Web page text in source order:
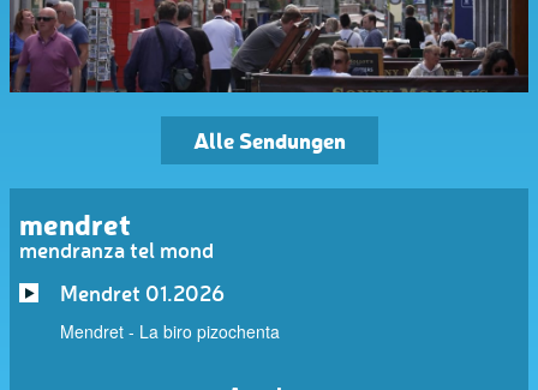
Alle Sendungen
mendret
mendranza tel mond
Mendret 01.2026
Mendret - La biro pizochenta